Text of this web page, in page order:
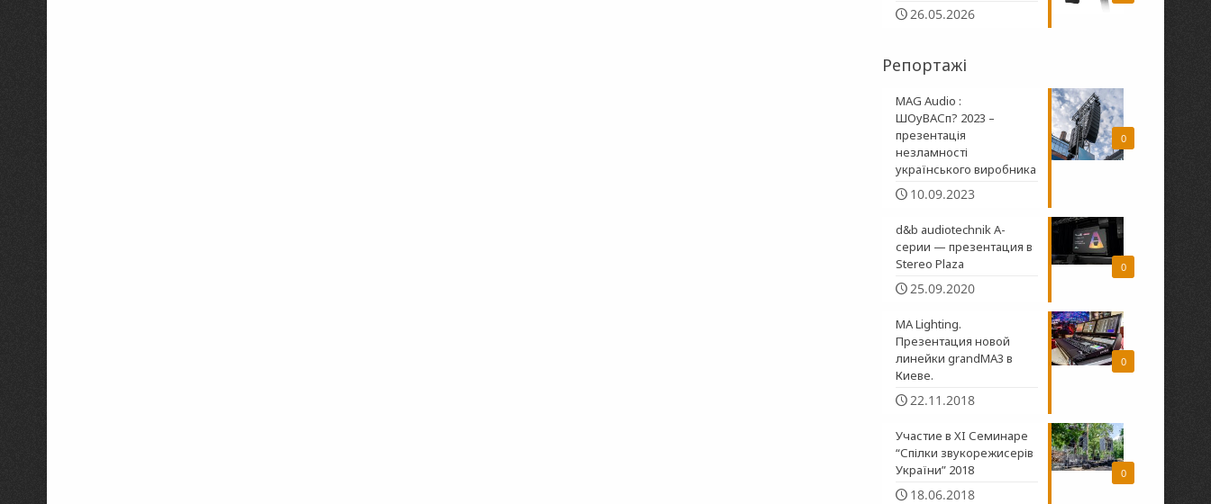
26.05.2026
Репортажі
0
MAG Audio :
ШОуВАСп? 2023 –
презентація
незламності
українського виробника
10.09.2023
0
d&b audiotechnik A-
серии — презентация в
Stereo Plaza
25.09.2020
0
MA Lighting.
Презентация новой
линейки grandMA3 в
Киеве.
22.11.2018
0
Участие в XI Семинаре
“Спілки звукорежисерів
України” 2018
18.06.2018